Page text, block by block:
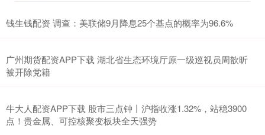
钱生钱配资 调查：美联储9月降息25个基点的概率为96.6%
广州期货配资APP下载 湖北省生态环境厅原一级巡视员周歆昕
被开除党籍
牛大人配资APP下载 股市三点钟丨沪指收涨1.32%，站稳3900
点！贵金属、可控核聚变板块全天强势